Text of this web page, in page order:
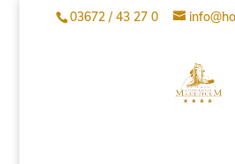
03672 / 43 27 0